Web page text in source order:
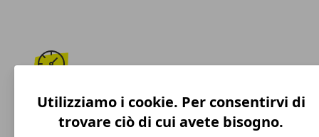
225 km/h
Velocità massima
Utilizziamo i cookie. Per consentirvi di
trovare ciò di cui avete bisogno.